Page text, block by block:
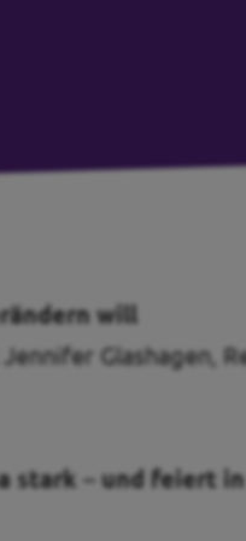
will
Glashagen,
stark – und feiert